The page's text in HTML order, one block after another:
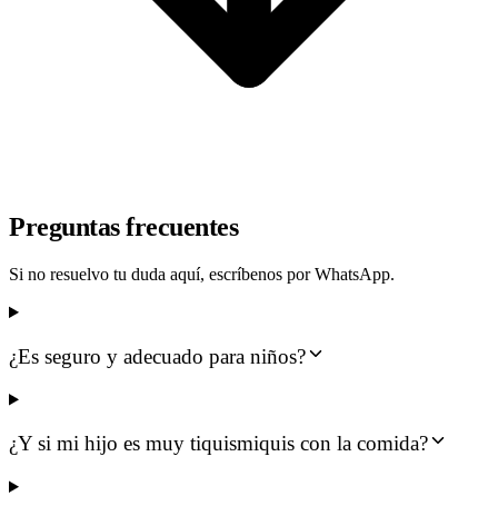
Preguntas frecuentes
Si no resuelvo tu duda aquí, escríbenos por WhatsApp.
¿Es seguro y adecuado para niños?
¿Y si mi hijo es muy tiquismiquis con la comida?